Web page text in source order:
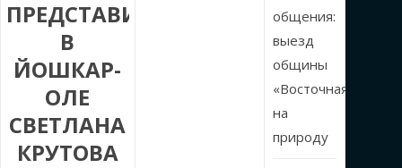
ПРЕДСТАВИЛА
В
ЙОШКАР-
ОЛЕ
СВЕТЛАНА
КРУТОВА
общения:
выезд
общины
«Восточная»
на
природу